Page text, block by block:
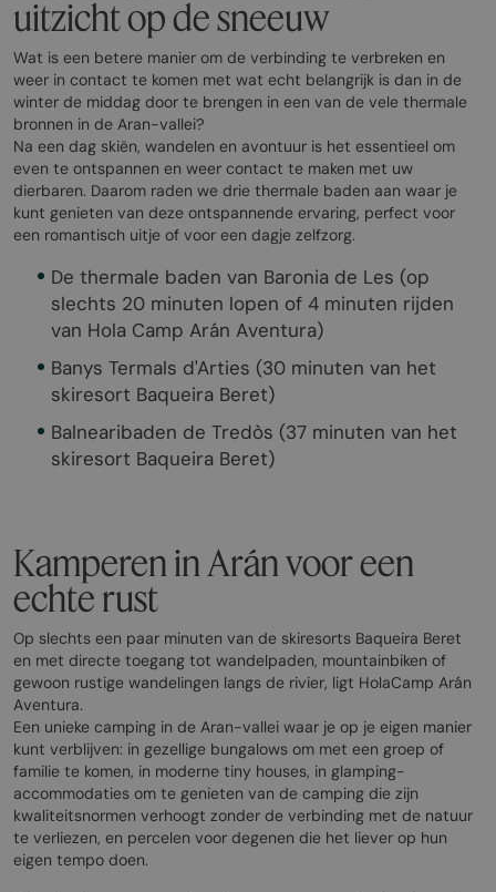
uitzicht op de sneeuw
Wat is een betere manier om de verbinding te verbreken en
weer in contact te komen met wat echt belangrijk is dan in de
winter de middag door te brengen in een van de vele thermale
bronnen in de Aran-vallei?
Na een dag skiën, wandelen en avontuur is het essentieel om
even te ontspannen en weer contact te maken met uw
dierbaren. Daarom raden we drie thermale baden aan waar je
kunt genieten van deze ontspannende ervaring, perfect voor
een romantisch uitje of voor een dagje zelfzorg.
De thermale baden van Baronia de Les (op
slechts 20 minuten lopen of 4 minuten rijden
van Hola Camp Arán Aventura)
Banys Termals d'Arties (30 minuten van het
skiresort Baqueira Beret)
Balnearibaden de Tredòs (37 minuten van het
skiresort Baqueira Beret)
Kamperen in Arán voor een
echte rust
Op slechts een paar minuten van de skiresorts Baqueira Beret
en met directe toegang tot wandelpaden, mountainbiken of
gewoon rustige wandelingen langs de rivier, ligt HolaCamp Arán
Aventura.
Een unieke camping in de Aran-vallei waar je op je eigen manier
kunt verblijven: in gezellige bungalows om met een groep of
familie te komen, in moderne tiny houses, in glamping-
accommodaties om te genieten van de camping die zijn
kwaliteitsnormen verhoogt zonder de verbinding met de natuur
te verliezen, en percelen voor degenen die het liever op hun
eigen tempo doen.